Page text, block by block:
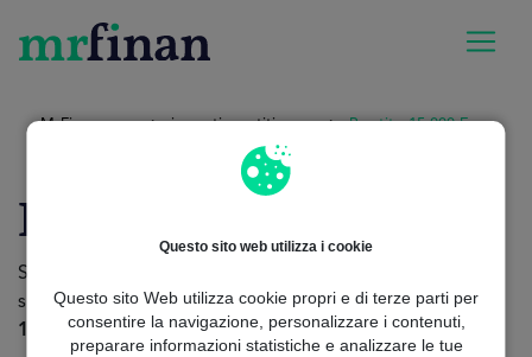
Questo sito web utilizza i cookie
Questo sito Web utilizza cookie propri e di terze parti per
consentire la navigazione, personalizzare i contenuti,
preparare informazioni statistiche e analizzare le tue
MrFinan importi-prestiti Prestito 15.000 Euro
Prestito 15000 Euro:
Sta pensando di ristrutturare la sua casa, di cambiare la
sua vecchia auto? Per qualsiasi esigenza, unprestito di
15.000 euro può essere un'ottima opzione.